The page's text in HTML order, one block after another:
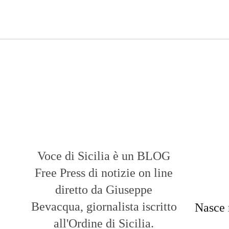
Voce di Sicilia è un BLOG
Free Press di notizie on line
diretto da Giuseppe
Bevacqua, giornalista iscritto
all'Ordine di Sicilia.